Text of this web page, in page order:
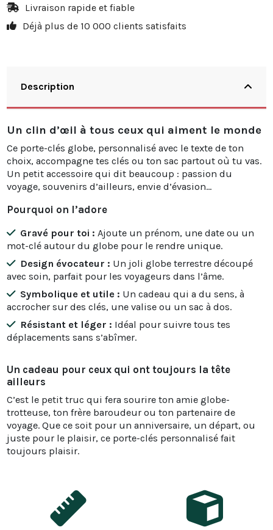
20
25%
30
30% 62,91 €
Livraison rapide et fiable
Déjà plus de 10 000 clients satisfaits
Description
Un clin d’œil à tous ceux qui aiment le monde
Ce porte-clés globe, personnalisé avec le texte de ton
choix, accompagne tes clés ou ton sac partout où tu vas.
Un petit accessoire qui dit beaucoup : passion du
voyage, souvenirs d’ailleurs, envie d’évasion…
Pourquoi on l’adore
Gravé pour toi : Ajoute un prénom, une date ou un
mot-clé autour du globe pour le rendre unique.
Design évocateur : Un joli globe terrestre découpé
avec soin, parfait pour les voyageurs dans l’âme.
Symbolique et utile : Un cadeau qui a du sens, à
accrocher sur des clés, une valise ou un sac à dos.
Résistant et léger : Idéal pour suivre tous tes
déplacements sans s’abîmer.
Un cadeau pour ceux qui ont toujours la tête
ailleurs
C’est le petit truc qui fera sourire ton amie globe-
trotteuse, ton frère baroudeur ou ton partenaire de
voyage. Que ce soit pour un anniversaire, un départ, ou
juste pour le plaisir, ce porte-clés personnalisé fait
toujours plaisir.